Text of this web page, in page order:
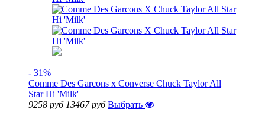
- 31%
Comme Des Garcons x Converse Chuck Taylor All
Star Hi 'Milk'
9258 руб 13467 руб Выбрать